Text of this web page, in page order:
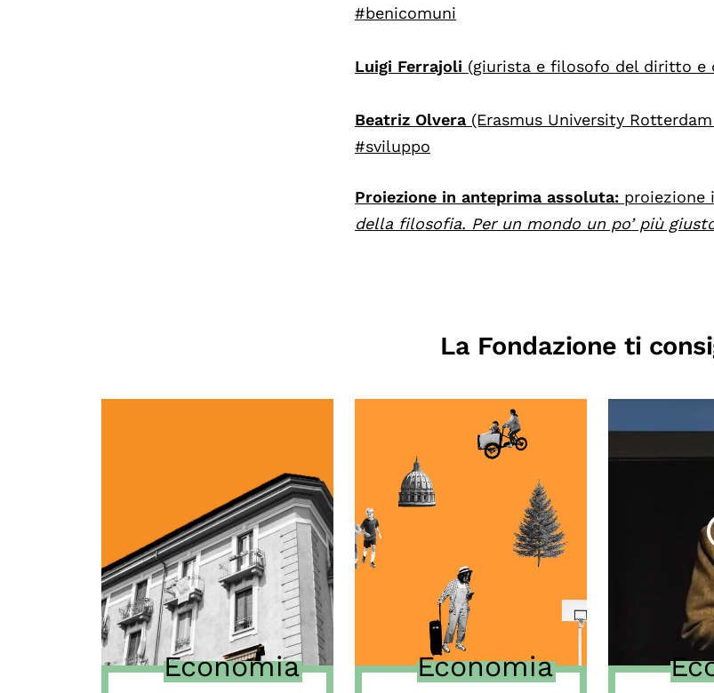
#benicomuni
Luigi Ferrajoli (giurista e filosofo del diritto e
Beatriz Olvera (Erasmus University
#sviluppo
Proiezione in anteprima assoluta: proiezione
della filosofia. Per un mondo un po’ più
La Fondazione ti
Economia Economia